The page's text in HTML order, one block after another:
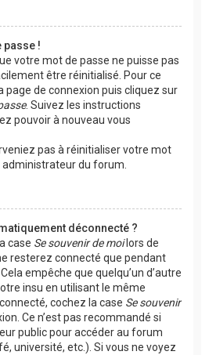
passe !
votre mot de passe ne puisse pas
être réinitialisé. Pour ce
page de connexion puis cliquez sur
. Suivez les instructions
pouvoir à nouveau vous
pas à réinitialiser votre mot
du forum.
déconnecté ?
case Se souvenir de moilors de
resterez connecté que pendant
empêche que quelqu’un d’autre
insu en utilisant le même
cochez la case Se souvenir
Ce n’est pas recommandé si
public pour accéder au forum
université, etc.). Si vous ne voyez